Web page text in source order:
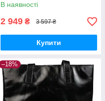
В наявності
2 949 ₴ 3 597 ₴
Купити
–18%